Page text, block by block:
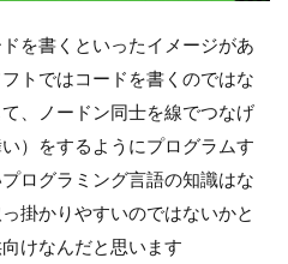
を書くといったイメージがあ
トではコードを書くのではな
、ノードン同士を線でつなげ
）をするようにプログラムす
ログラミング言語の知識はな
掛かりやすいのではないかと
けなんだと思います